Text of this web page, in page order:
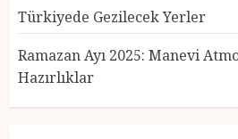
Türkiyede Gezilecek Yerler
Ramazan Ayı 2025: Manevi
Hazırlıklar
Seçildi
12 MART